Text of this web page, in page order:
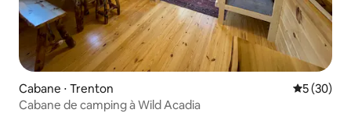
Cabane ⋅ Trenton
5 (30)
Cabane de camping à Wild Acadia